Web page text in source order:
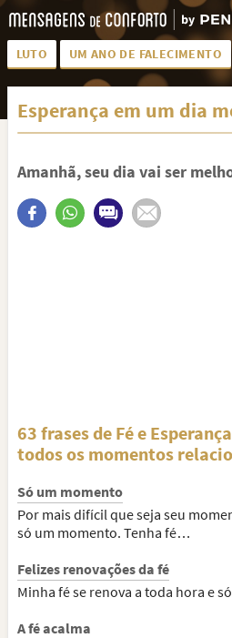
LUTO UM ANO DE FALECIMENTO
LUTO PARA AMIGA
SAUDADES DA MÃE
FRASES DE LUTO PARA AMIGO
Esperança em um dia
Amanhã, seu dia vai ser
63 frases de Fé e
todos os momentos
Só um momento
Por mais difícil que seja seu
só um momento. Tenha fé…
Felizes renovações da fé
Minha fé se renova a toda hora e
A fé acalma